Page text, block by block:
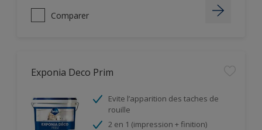
Comparer
Exponia Deco Prim
Evite l’apparition des taches de
rouille
2 en 1 (impression + finition)